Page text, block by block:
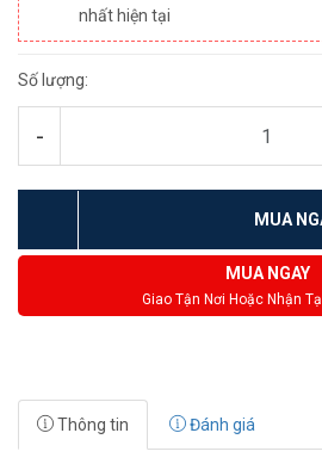
nhất hiện tại
Số lượng:
-
MUA
MUA NGAY
Giao Tận Nơi Hoặc Nhận
Thông tin Đánh giá